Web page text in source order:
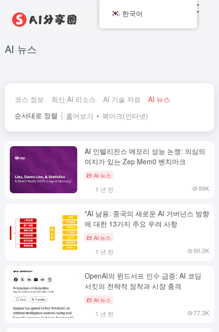
AI 뉴스
코스 정보 최신 AI 리소스 AI 기술 자료
AI 뉴스
순서대로 정렬
훑어보기 북마크(인터넷)
AI 인텔리전스 메모리 성능 논쟁: 의심의
여지가 있는 Zep Mem0 벤치마크
AI 뉴스
1 년 전 99K
"AI 남용: 중국의 새로운 AI 거버넌스 방향
에 대한 13가지 주요 우려 사항
AI 뉴스
1 년 전 90.3K
OpenAI의 윈드서프 인수 급증: AI 코딩
서킷의 전략적 정착과 시장 충격
AI 뉴스
1 년 전 77.3K
한국어